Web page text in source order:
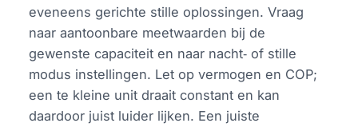
eveneens gerichte stille oplossingen. Vraag
naar aantoonbare meetwaarden bij de
gewenste capaciteit en naar nacht‑ of stille
modus instellingen. Let op vermogen en COP;
een te kleine unit draait constant en kan
daardoor juist luider lijken. Een juiste